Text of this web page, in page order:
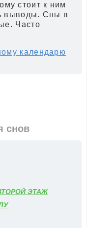
стоит к ним
выводы. Сны в
Часто
календарю
снов
ЭТАЖ